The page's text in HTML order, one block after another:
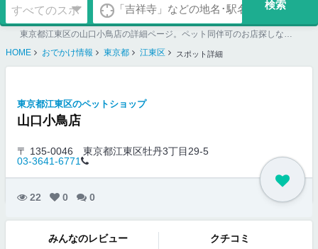
東京都江東区の山口小鳥店の詳細ページ。ペット同伴可のお店探しならペットホームウェブ。ペット可賃貸のお部屋探し、ペット可マンション購入のご検討時にもご利用ください。
HOME
おでかけ情報 東京都 江東区 スポット詳細
東京都江東区のペットショップ
山口小鳥店
〒 135-0046
東京都江東区牡丹3丁目29-5
03-3641-6771
22 0 0
みんなのレビュー クチコミ